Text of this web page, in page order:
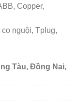
Copper,
co nguội, Tplug,
Tàu, Đồng Nai,